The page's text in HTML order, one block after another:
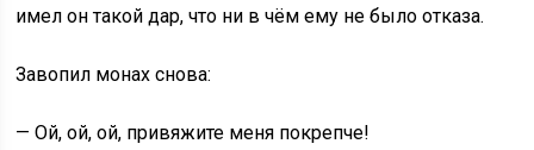
имел он такой дар, что ни в чём ему не было отказа.
Завопил монах снова:
— Ой, ой, ой, привяжите меня покрепче!